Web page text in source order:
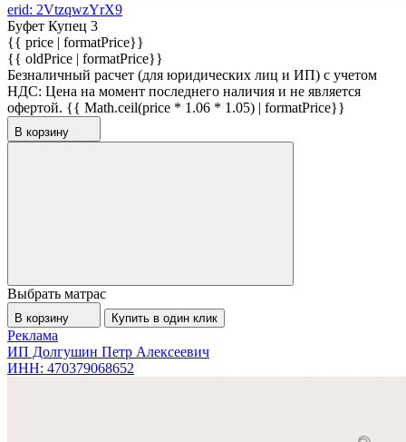
erid: 2VtzqwzYrX9
Буфет Купец 3
{{ price | formatPrice}}
{{ oldPrice | formatPrice}}
Безналичный расчет (для юридических лиц и ИП) с учетом
НДС: Цена на момент последнего наличия и не является
офертой. {{ Math.ceil(price * 1.06 * 1.05) | formatPrice}}
В корзину
Выбрать матрас
В корзину Купить в один клик
Реклама
ИП Долгушин Петр Алексеевич
ИНН: 470379068652